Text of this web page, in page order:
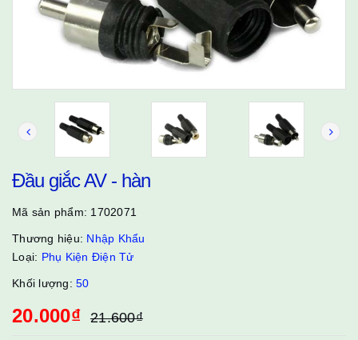
Đầu giắc AV - hàn
Mã sản phẩm: 1702071
Thương hiệu: Nhập Khẩu
Loại: Phụ Kiện Điện Tử
Khối lượng: 50
20.000₫ 21.600₫